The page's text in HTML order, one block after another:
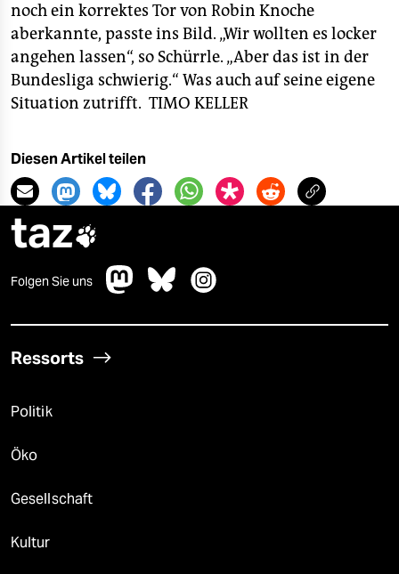
noch ein korrektes Tor von Robin Knoche
aberkannte, passte ins Bild. „Wir wollten es locker
angehen lassen“, so Schürrle. „Aber das ist in der
Bundesliga schwierig.“ Was auch auf seine eigene
Situation zutrifft. TIMO KELLER
Diesen Artikel teilen
taz
Folgen Sie uns
Ressorts
Politik
Öko
Gesellschaft
Kultur